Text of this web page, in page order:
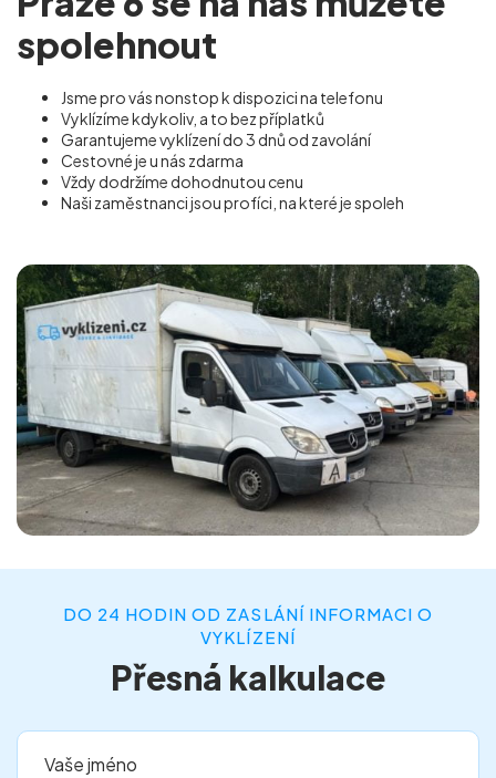
spolehnout
Jsme pro vás nonstop k dispozici na telefonu
Vyklízíme kdykoliv, a to bez příplatků
Garantujeme vyklízení do 3 dnů od zavolání
Cestovné je u nás zdarma
Vždy dodržíme dohodnutou cenu
Naši zaměstnanci jsou profíci, na které je spoleh
DO 24 HODIN OD ZASLÁNÍ INFORMACI O
VYKLÍZENÍ
Přesná kalkulace
Vaše jméno